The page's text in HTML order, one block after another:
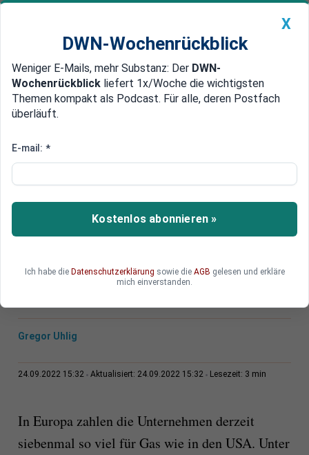
Newsticker MEIN DWN: Geldanlage Premium
Edelmetalle DWN-Magazin China
Teure Energie zwingt
Knie
Bei den aktuellen Energiepreisen ist die deutsche
Industrie international nicht wettbewerbsfähig.
Ausland verlegt.
Gregor Uhlig
24.09.2022 15:32 Aktualisiert: 24.09.2022 15:32 Lesezeit: 3 min
In Europa zahlen die Unternehmen derzeit
siebenmal so viel für Gas wie in den USA. Unter
X
DWN-Wochenrückblick
Weniger E-Mails, mehr Substanz: Der DWN-
Wochenrückblick liefert 1x/Woche die wichtigsten
Themen kompakt als Podcast. Für alle, deren Postfach
überläuft.
E-mail: *
Kostenlos abonnieren »
Ich habe die Datenschutzerklärung sowie die AGB gelesen und erkläre
mich einverstanden.